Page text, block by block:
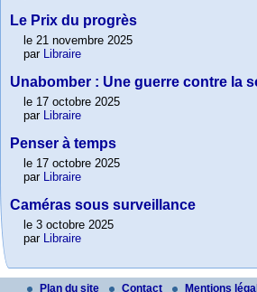
Le Prix du progrès
le 21 novembre 2025
par Libraire
Unabomber : Une guerre contre la
le 17 octobre 2025
par Libraire
Penser à temps
le 17 octobre 2025
par Libraire
Caméras sous surveillance
le 3 octobre 2025
par Libraire
Plan du site Contact Mentions